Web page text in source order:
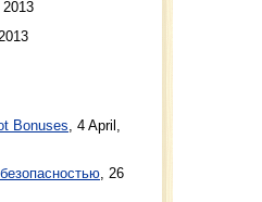
Bonuses, 4 April,
, 26